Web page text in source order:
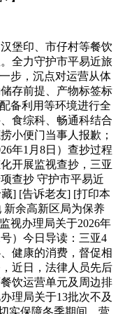
堡印、市仔村等餐饮
全力守护市平易近旅
步，沉点对运营从体
存前提、产物标签标
备利用等环境进行全
食综科、畅通科结合
小便门当事人报歉；
年1月8日）查抄过程
开展监视查抄，三亚
查抄 守护市平易近
] [告诉老友] [打印本
新余高新区局为保养
视办理局关于2026年
）今日导读：三亚4
健康的消费，督促相
近日，法律人员先后
饮运营单元及周边排
理局关于13批次不及
实保障冬季期间，营